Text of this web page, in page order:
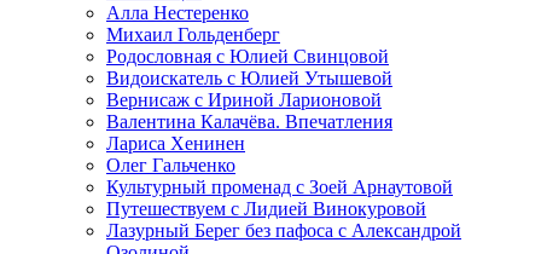
Алла Нестеренко
Михаил Гольденберг
Родословная с Юлией Свинцовой
Видоискатель с Юлией Утышевой
Вернисаж с Ириной Ларионовой
Валентина Калачёва. Впечатления
Лариса Хенинен
Олег Гальченко
Культурный променад с Зоей Арнаутовой
Путешествуем с Лидией Винокуровой
Лазурный Берег без пафоса с Александрой